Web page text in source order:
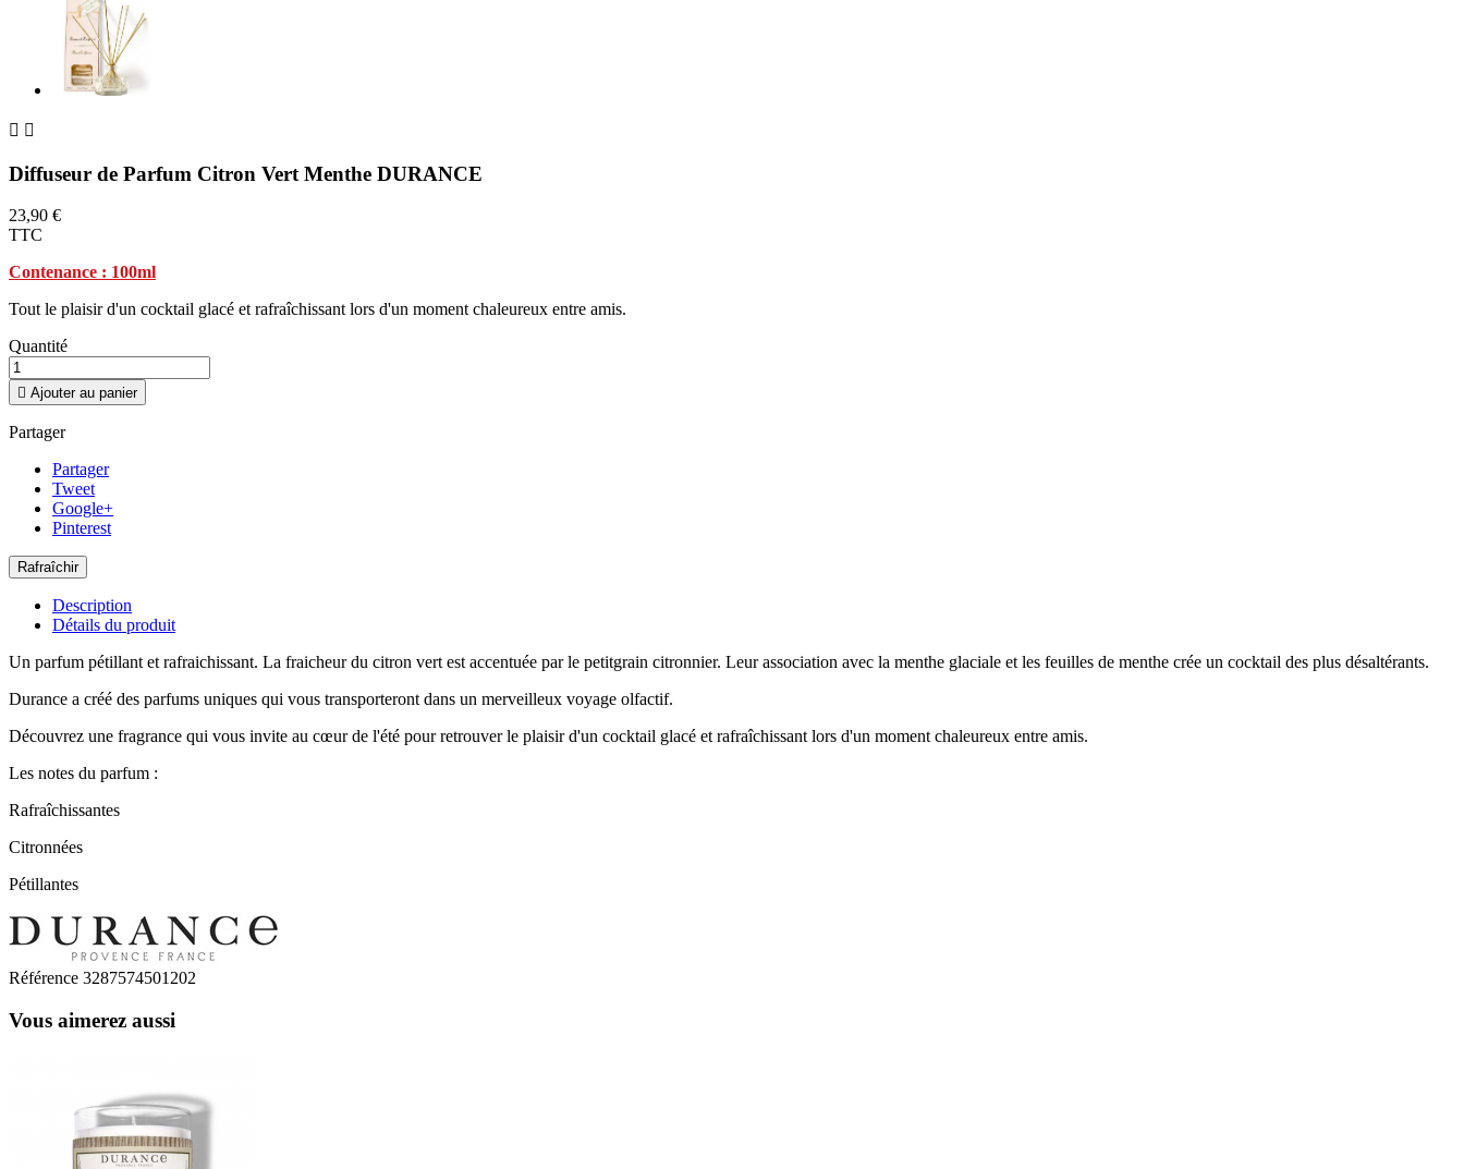
 
Diffuseur de Parfum Citron Vert Menthe DURANCE
23,90 €
TTC
Contenance : 100ml
Tout le plaisir d'un cocktail glacé et rafraîchissant lors d'un moment chaleureux entre amis.
Quantité
 Ajouter au panier
Partager
Partager
Tweet
Google+
Pinterest
Description
Détails du produit
Un parfum pétillant et rafraichissant. La fraicheur du citron vert est accentuée par le petitgrain citronnier. Leur association avec la menthe glaciale et les feuilles de menthe crée un cocktail des plus désaltérants.
Durance a créé des parfums uniques qui vous transporteront dans un merveilleux voyage olfactif.
Découvrez une fragrance qui vous invite au cœur de l'été pour retrouver le plaisir d'un cocktail glacé et rafraîchissant lors d'un moment chaleureux entre amis.
Les notes du parfum :
Rafraîchissantes
Citronnées
Pétillantes
Référence 3287574501202
Vous aimerez aussi